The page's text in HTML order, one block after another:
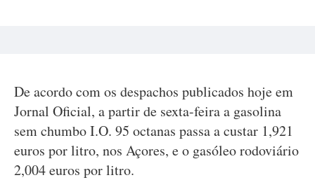
De acordo com os despachos publicados hoje em
Jornal Oficial, a partir de sexta-feira a gasolina
sem chumbo I.O. 95 octanas passa a custar 1,921
euros por litro, nos Açores, e o gasóleo rodoviário
2,004 euros por litro.